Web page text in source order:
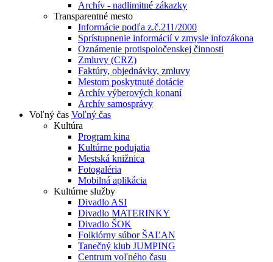
Archív - nadlimitné zákazky
Transparentné mesto
Informácie podľa z.č.211/2000
Sprístupnenie informácií v zmysle infozákona
Oznámenie protispoločenskej činnosti
Zmluvy (CRZ)
Faktúry, objednávky, zmluvy
Mestom poskytnuté dotácie
Archív výberových konaní
Archív samosprávy
Voľný čas Voľný čas
Kultúra
Program kina
Kultúrne podujatia
Mestská knižnica
Fotogaléria
Mobilná aplikácia
Kultúrne služby
Divadlo ASI
Divadlo MATERINKY
Divadlo ŠOK
Folklórny súbor ŠAĽAN
Tanečný klub JUMPING
Centrum voľného času